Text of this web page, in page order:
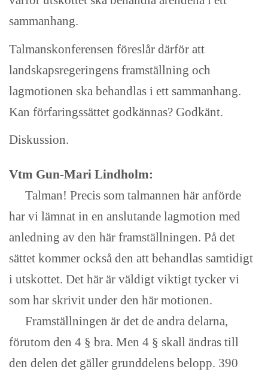
sammanhang.
Talmanskonferensen föreslår därför att
landskapsregeringens framställning och
lagmotionen ska behandlas i ett sammanhang.
Kan förfaringssättet godkännas? Godkänt.
Diskussion.
Vtm Gun-Mari Lindholm:
Talman! Precis som talmannen här anförde
har vi lämnat in en anslutande lagmotion med
anledning av den här framställningen. På det
sättet kommer också den att behandlas samtidigt
i utskottet. Det här är väldigt viktigt tycker vi
som har skrivit under den här motionen.
Framställningen är det de andra delarna,
förutom den 4 § bra. Men 4 § skall ändras till
den delen det gäller grunddelens belopp. 390